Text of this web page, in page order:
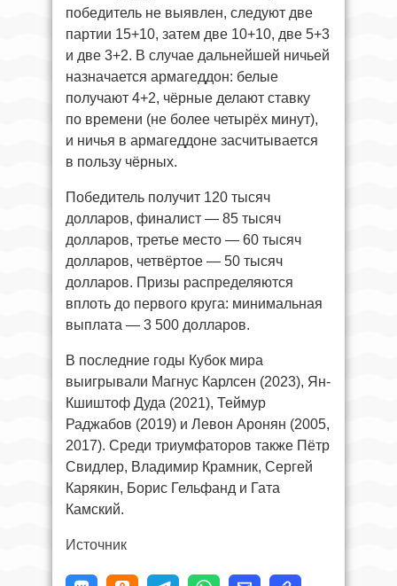
победитель не выявлен, следуют две
партии 15+10, затем две 10+10, две 5+3
и две 3+2. В случае дальнейшей ничьей
назначается армагеддон: белые
получают 4+2, чёрные делают ставку
по времени (не более четырёх минут),
и ничья в армагеддоне засчитывается
в пользу чёрных.
Победитель получит 120 тысяч
долларов, финалист — 85 тысяч
долларов, третье место — 60 тысяч
долларов, четвёртое — 50 тысяч
долларов. Призы распределяются
вплоть до первого круга: минимальная
выплата — 3 500 долларов.
В последние годы Кубок мира
выигрывали Магнус Карлсен (2023), Ян-
Кшиштоф Дуда (2021), Теймур
Раджабов (2019) и Левон Аронян (2005,
2017). Среди триумфаторов также Пётр
Свидлер, Владимир Крамник, Сергей
Карякин, Борис Гельфанд и Гата
Камский.
Источник